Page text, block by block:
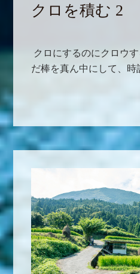
クロを積む 2
クロにするのにクロウ
だ棒を真ん中にして、時